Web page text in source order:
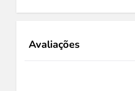
Avaliações